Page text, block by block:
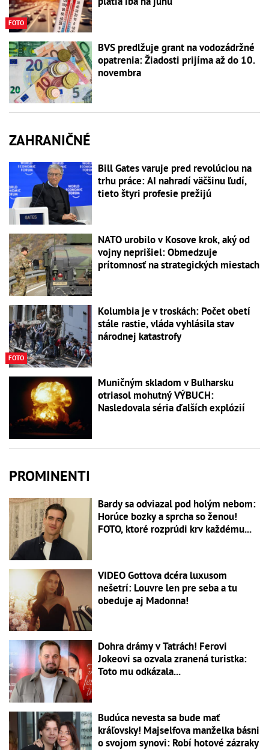
FOTO
BVS predlžuje grant na vodozádržné
opatrenia: Žiadosti prijíma až do 10.
novembra
ZAHRANIČNÉ
Bill Gates varuje pred revolúciou na
trhu práce: AI nahradí väčšinu ľudí,
tieto štyri profesie prežijú
NATO urobilo v Kosove krok, aký od
vojny neprišiel: Obmedzuje
prítomnosť na strategických miestach
FOTO
Kolumbia je v troskách: Počet obetí
stále rastie, vláda vyhlásila stav
národnej katastrofy
Muničným skladom v Bulharsku
otriasol mohutný VÝBUCH:
Nasledovala séria ďalších explózií
PROMINENTI
Bardy sa odviazal pod holým nebom:
Horúce bozky a sprcha so ženou!
FOTO, ktoré rozprúdi krv každému...
VIDEO Gottova dcéra luxusom
nešetrí: Louvre len pre seba a tu
obeduje aj Madonna!
Dohra drámy v Tatrách! Ferovi
Jokeovi sa ozvala zranená turistka:
Toto mu odkázala...
Budúca nevesta sa bude mať
kráľovsky! Majselfova manželka básni
o svojom synovi: Robí hotové zázraky